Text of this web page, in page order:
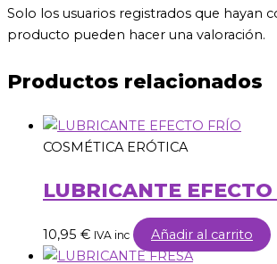
Solo los usuarios registrados que hayan
producto pueden hacer una valoración.
Productos relacionados
COSMÉTICA ERÓTICA
LUBRICANTE
10,95 € IVA inc Añadir al carrito